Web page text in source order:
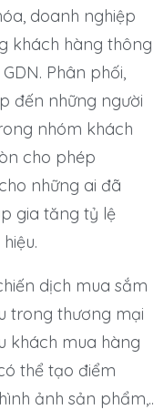
doanh nghiệp
khách hàng thông
Phân phối,
đến những người
nhóm khách
cho phép
những ai đã
gia tăng tỷ lệ
dịch mua sắm
trong thương mại
khách mua hàng
thể tạo điểm
ảnh sản phẩm,..